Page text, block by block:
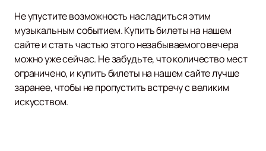
Не упустите возможность насладиться этим
музыкальным событием. Купить билеты на нашем
сайте и стать частью этого незабываемого вечера
можно уже сейчас. Не забудьте, что количество мест
ограничено, и купить билеты на нашем сайте лучше
заранее, чтобы не пропустить встречу с великим
искусством.